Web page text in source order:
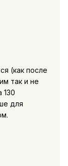
(как после
так и не
130
для